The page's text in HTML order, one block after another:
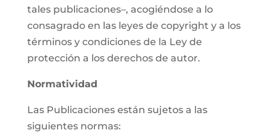
tales publicaciones–, acogiéndose a lo
consagrado en las leyes de copyright y a los
términos y condiciones de la Ley de
protección a los derechos de autor.
Normatividad
Las Publicaciones están sujetos a las
siguientes normas: